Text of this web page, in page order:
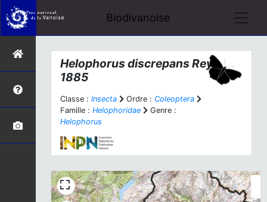
Biodivanoise
Helophorus discrepans Rey,
1885
Classe : Insecta Ordre : Coleoptera
Famille : Helophoridae
Genre :
Helophorus